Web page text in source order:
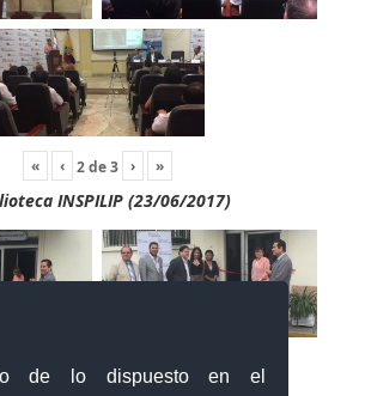
de lo dispuesto en el
« ‹ 2de3 › »
INSPILIP (23/06/2017)